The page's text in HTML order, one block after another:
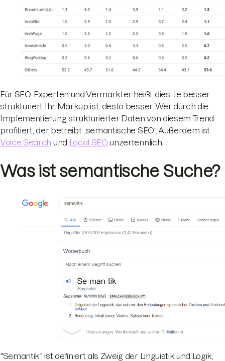
Für SEO-Experten und Vermarkter heißt dies: Je besser
strukturiert Ihr Markup ist, desto besser. Wer durch die
Implementierung strukturierter Daten von diesem Trend
profitiert, der betreibt „semantische SEO“. Außerdem ist
Voice Search und Local SEO unzertennlich.
Was ist semantische Suche?
"Semantik" ist definiert als Zweig der Linguistik und Logik,